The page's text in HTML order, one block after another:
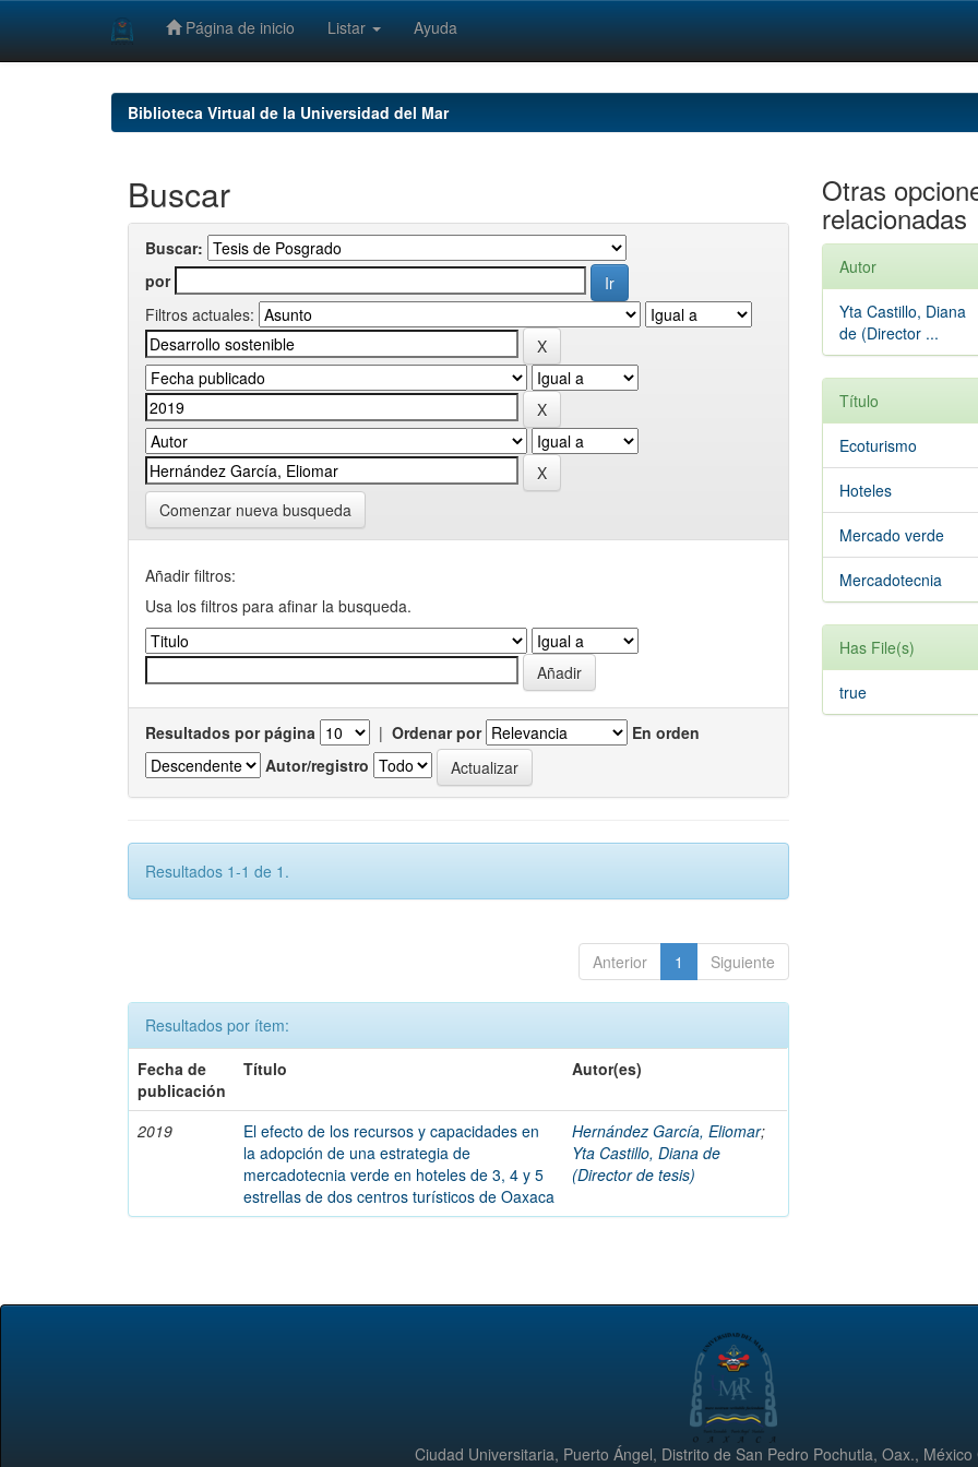
Página de inicio Listar Ayuda
Biblioteca Virtual de la Universidad del Mar
Buscar
Buscar:
por
Filtros actuales:
Comenzar nueva busqueda
Añadir filtros:
Usa los filtros para afinar la busqueda.
Resultados por página | Ordenar por
En orden
Autor/registro
Resultados 1-1 de 1.
Anterior 1 Siguiente
Resultados por ítem:
Fecha de
publicación
Título Autor(es)
2019
El efecto de los recursos y capacidades en
la adopción de una estrategia de
mercadotecnia verde en hoteles de 3, 4 y 5
estrellas de dos centros turísticos de Oaxaca
Hernández García, Eliomar;
Yta Castillo, Diana de
(Director de tesis)
Otras
relacionadas
Autor
Yta Castillo, Diana
de (Director ...
Título
Ecoturismo
Hoteles
Mercado verde
Mercadotecnia
Has File(s)
true
Ciudad Universitaria, Puerto Ángel, Distrito de San Pedro Pochutla, Oax., México